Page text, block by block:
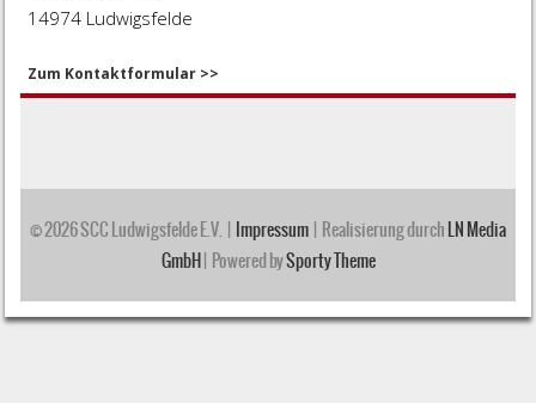
14974 Ludwigsfelde
Zum Kontaktformular >>
© 2026 SCC Ludwigsfelde E.V. | Impressum | Realisierung durchLN Media
GmbH| Powered bySporty Theme